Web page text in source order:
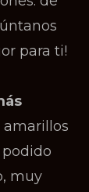
para ti!
amarillos
muy